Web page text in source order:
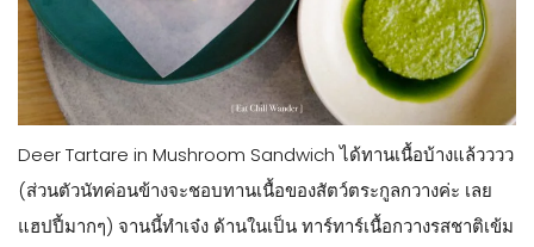
Deer Tartare in Mushroom Sandwich ได้ทานเนื้อบ้างแล้วววว
(ส่วนตัวนัทค่อนข้างจะชอบทานเนื้อของสัตว์ตระกูลกวางค่ะ เลย
แฮปปี้มากๆ) จานนี้ทำเจ๋ง ด้านในเป็น ทาร์ทาร์เนื้อกวางรสชาติเข้ม